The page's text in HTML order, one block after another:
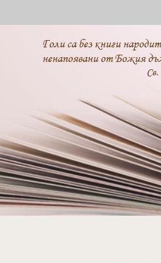
Голи са без книги
ненапоявани от Божия